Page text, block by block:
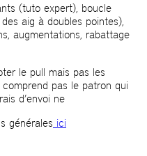
(tuto expert), boucle
aig à doubles pointes),
augmentations, rabattage
le pull mais pas les
pas le patron qui
d’envoi ne
générales ici